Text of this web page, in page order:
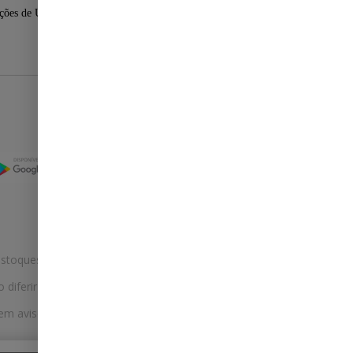
de Uso
na rede de lojas físicas.
prévio. Fast Shop S. A. CNPJ: 43.708.379/0001-